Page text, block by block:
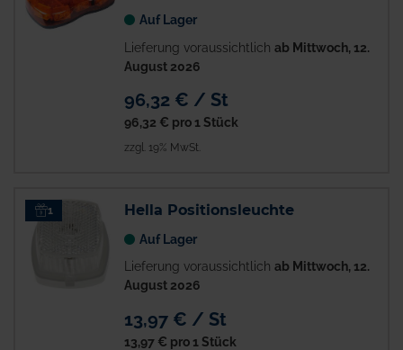
Auf Lager
Lieferung voraussichtlich ab Mittwoch, 12.
August 2026
96,32 € / St
96,32 € pro 1 Stück
zzgl. 19% MwSt.
1 Hella Positionsleuchte
Auf Lager
Lieferung voraussichtlich ab Mittwoch, 12.
August 2026
13,97 € / St
13,97 € pro 1 Stück